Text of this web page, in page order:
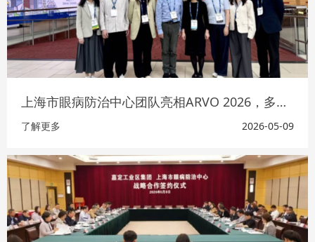
上海市眼病防治中心团队亮相ARVO 2026，多项成果参与国际学术交流
了解更多 2026-05-09